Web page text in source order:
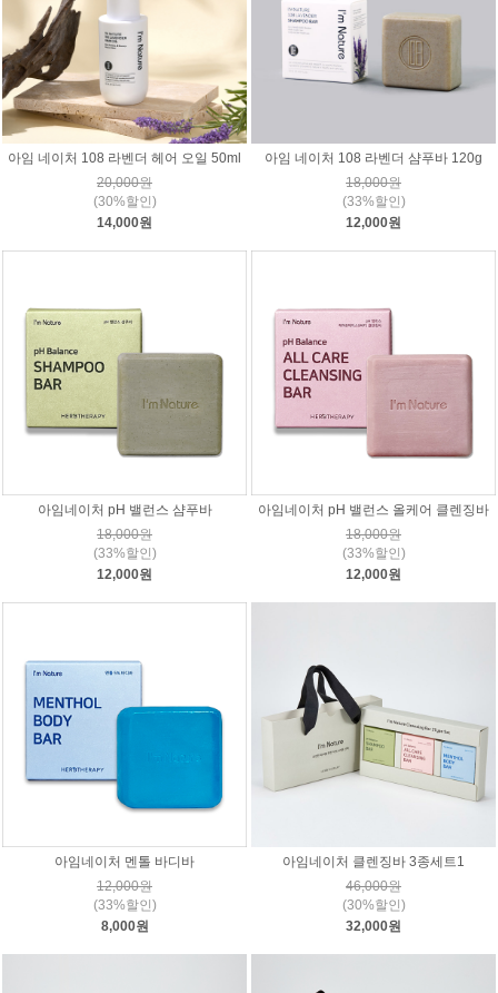
아임 네이처 108 라벤더 헤어 오일 50ml
20,000원
(30%할인)
14,000원
아임 네이처 108 라벤더 샴푸바 120g
18,000원
(33%할인)
12,000원
아임네이처 pH 밸런스 샴푸바
18,000원
(33%할인)
12,000원
아임네이처 pH 밸런스 올케어 클렌징바
18,000원
(33%할인)
12,000원
아임네이처 멘톨 바디바
12,000원
(33%할인)
8,000원
아임네이처 클렌징바 3종세트1
46,000원
(30%할인)
32,000원